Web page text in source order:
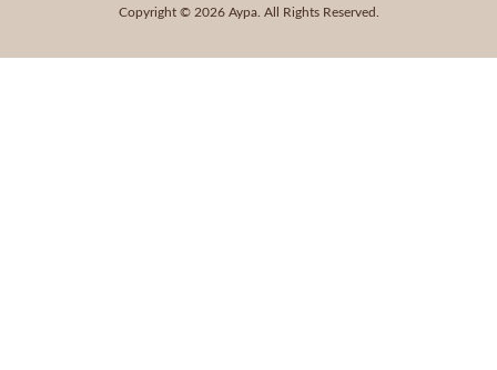
Copyright © 2026 Aypa. All Rights Reserved.